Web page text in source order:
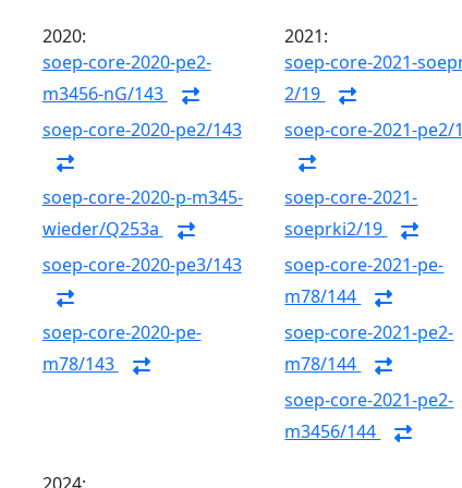
2020:
soep-core-2020-pe2-
m3456-nG/143
soep-core-2020-pe2/143
soep-core-2020-p-m345-
wieder/Q253a
soep-core-2020-pe3/143
soep-core-2020-pe-
m78/143
2021:
soep-core-2021-
2/19
soep-core-2021-pe2/
soep-core-2021-
soeprki2/19
soep-core-2021-pe-
m78/144
soep-core-2021-pe2-
m78/144
soep-core-2021-pe2-
m3456/144